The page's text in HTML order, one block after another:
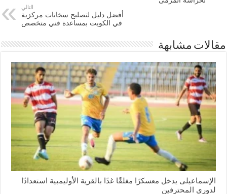
التالي
أفضل دليل لتصليح سخانات مركزية
في الكويت بمساعدة فني متخصص
مقالات مشابهة
الإسماعیلی یدخل معسكرًا مغلقًا غدًا بالقرية الأوليمبية استعدادًا
لدوري المحترفين